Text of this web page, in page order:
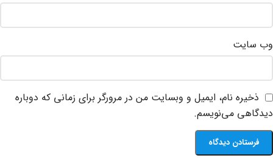
وب‌ سایت
ذخیره نام، ایمیل و وبسایت من در مرورگر برای زمانی که دوباره
دیدگاهی می‌نویسم.